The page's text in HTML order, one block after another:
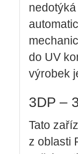
do UV
výrobek
3DP –
Tato
z oblasti